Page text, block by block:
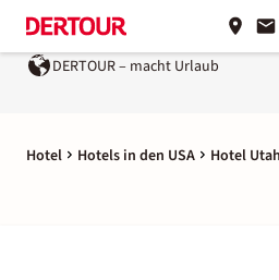
DERTOUR – macht Urlaub
Hotel Hotels in den USA Hotel Utah